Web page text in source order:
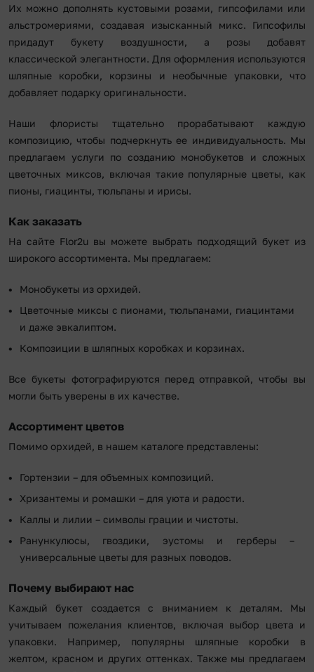
Их можно дополнять кустовыми розами, гипсофилами или
альстромериями, создавая изысканный микс. Гипсофилы
придадут букету воздушности, а розы добавят
классической элегантности. Для оформления используются
шляпные коробки, корзины и необычные упаковки, что
добавляет подарку оригинальности.
Наши флористы тщательно прорабатывают каждую
композицию, чтобы подчеркнуть ее индивидуальность. Мы
предлагаем услуги по созданию монобукетов и сложных
цветочных миксов, включая такие популярные цветы, как
пионы, гиацинты, тюльпаны и ирисы.
Как заказать
На сайте Flor2u вы можете выбрать подходящий букет из
широкого ассортимента. Мы предлагаем:
Монобукеты из орхидей.
Цветочные миксы с пионами, тюльпанами, гиацинтами
и даже эвкалиптом.
Композиции в шляпных коробках и корзинах.
Все букеты фотографируются перед отправкой, чтобы вы
могли быть уверены в их качестве.
Ассортимент цветов
Помимо орхидей, в нашем каталоге представлены:
Гортензии – для объемных композиций.
Хризантемы и ромашки – для уюта и радости.
Каллы и лилии – символы грации и чистоты.
Ранункулюсы, гвоздики, эустомы и герберы –
универсальные цветы для разных поводов.
Почему выбирают нас
Каждый букет создается с вниманием к деталям. Мы
учитываем пожелания клиентов, включая выбор цвета и
упаковки. Например, популярны шляпные коробки в
желтом, красном и других оттенках. Также мы предлагаем